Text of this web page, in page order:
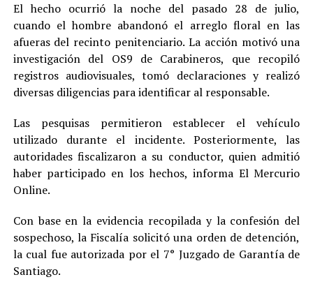
El hecho ocurrió la noche del pasado 28 de julio,
cuando el hombre abandonó el arreglo floral en las
afueras del recinto penitenciario. La acción motivó una
investigación del OS9 de Carabineros, que recopiló
registros audiovisuales, tomó declaraciones y realizó
diversas diligencias para identificar al responsable.
Las pesquisas permitieron establecer el vehículo
utilizado durante el incidente. Posteriormente, las
autoridades fiscalizaron a su conductor, quien admitió
haber participado en los hechos, informa El Mercurio
Online.
Con base en la evidencia recopilada y la confesión del
sospechoso, la Fiscalía solicitó una orden de detención,
la cual fue autorizada por el 7° Juzgado de Garantía de
Santiago.